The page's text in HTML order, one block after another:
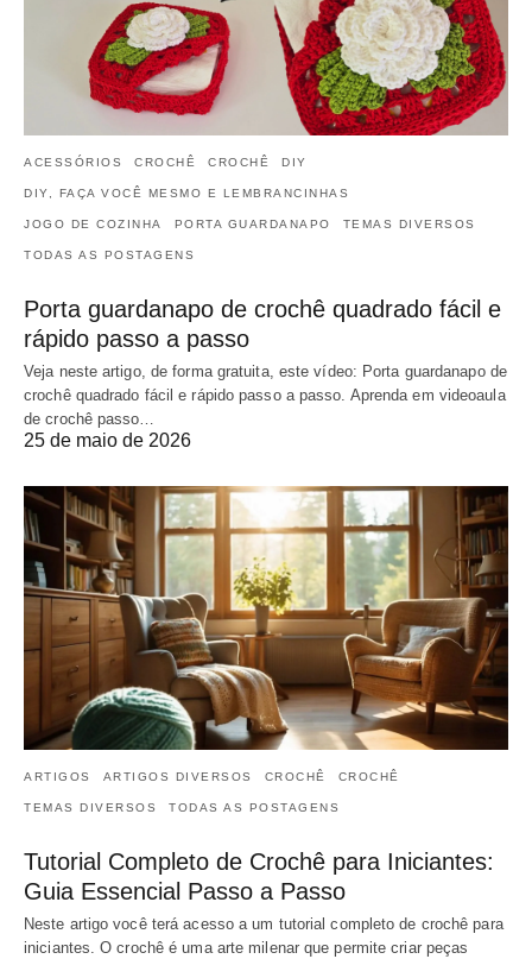
ACESSÓRIOS CROCHÊ CROCHÊ DIY
DIY, FAÇA VOCÊ MESMO E LEMBRANCINHAS
JOGO DE COZINHA PORTA GUARDANAPO TEMAS DIVERSOS
TODAS AS POSTAGENS
Porta guardanapo de crochê quadrado fácil e
rápido passo a passo
Veja neste artigo, de forma gratuita, este vídeo: Porta guardanapo de
crochê quadrado fácil e rápido passo a passo. Aprenda em videoaula
de crochê passo…
25 de maio de 2026
ARTIGOS ARTIGOS DIVERSOS CROCHÊ CROCHÊ
TEMAS DIVERSOS TODAS AS POSTAGENS
Tutorial Completo de Crochê para Iniciantes:
Guia Essencial Passo a Passo
Neste artigo você terá acesso a um tutorial completo de crochê para
iniciantes. O crochê é uma arte milenar que permite criar peças